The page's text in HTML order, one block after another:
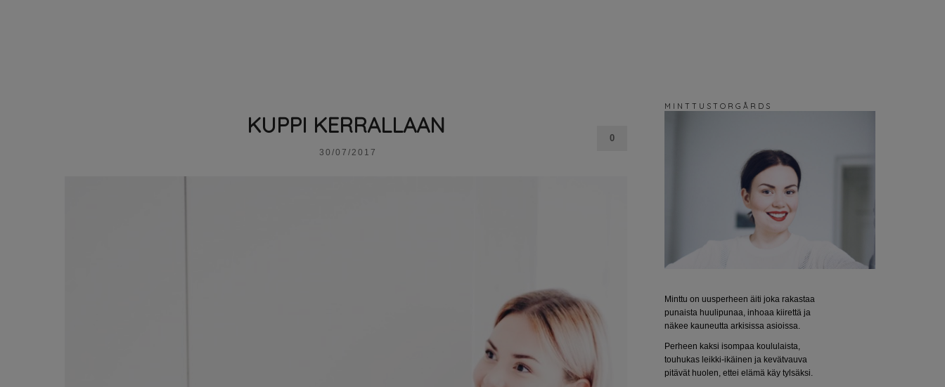
KUPPI KERRALLAAN
30/07/2017
0
M I N T T U S T O R G Å R D S
Minttu on uusperheen äiti joka rakastaa
punaista huulipunaa, inhoaa kiirettä ja
näkee kauneutta arkisissa asioissa.
Perheen kaksi isompaa koululaista,
touhukas leikki-ikäinen ja kevätvauva
pitävät huolen, ettei elämä käy tylsäksi.